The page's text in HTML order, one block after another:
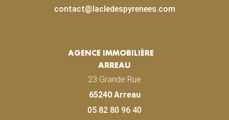
contact@lacledespyrenees.com
AGENCE IMMOBILIÈRE
ARREAU
23 Grande Rue
65240 Arreau
05 82 80 96 40